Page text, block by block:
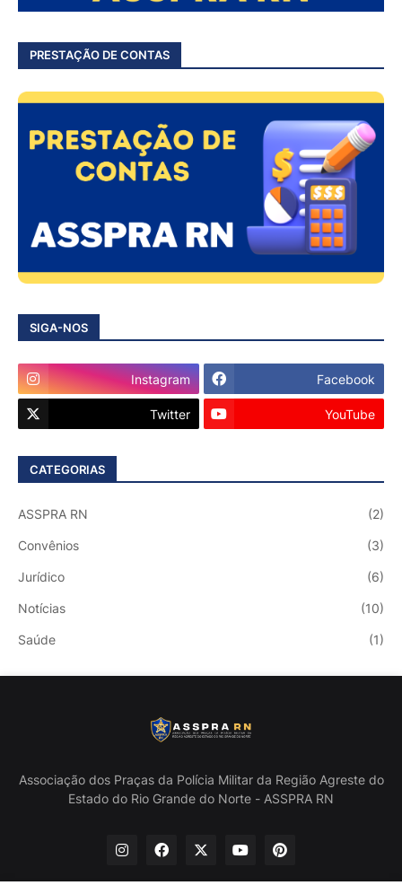
PRESTAÇÃO DE CONTAS
SIGA-NOS
Instagram Facebook
Twitter YouTube
CATEGORIAS
ASSPRA RN (2)
Convênios (3)
Jurídico (6)
Notícias (10)
Saúde (1)
Associação dos Praças da Polícia Militar da Região Agreste do
Estado do Rio Grande do Norte - ASSPRA RN